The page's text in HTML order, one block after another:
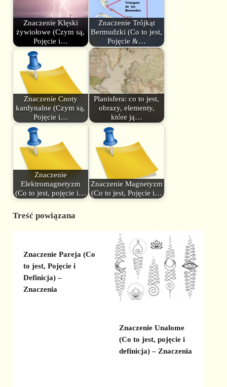
Znaczenie Klęski
żywiołowe (Czym są,
Pojęcie i…
Znaczenie Trójkąt
Bermudzki (Co to jest,
Pojęcie &…
Znaczenie Cnoty
kardynalne (Czym są,
Pojęcie i…
Planisfera: co to jest,
obrazy, elementy,
które ją…
Znaczenie
Elektromagnetyzm
(Co to jest, pojęcie i…
Znaczenie Magnetyzm
(Co to jest, Pojęcie i…
Treść powiązana
Znaczenie Pareja (Co
to jest, Pojęcie i
Definicja) –
Znaczenia
Znaczenie Unalome
(Co to jest, pojęcie i
definicja) – Znaczenia